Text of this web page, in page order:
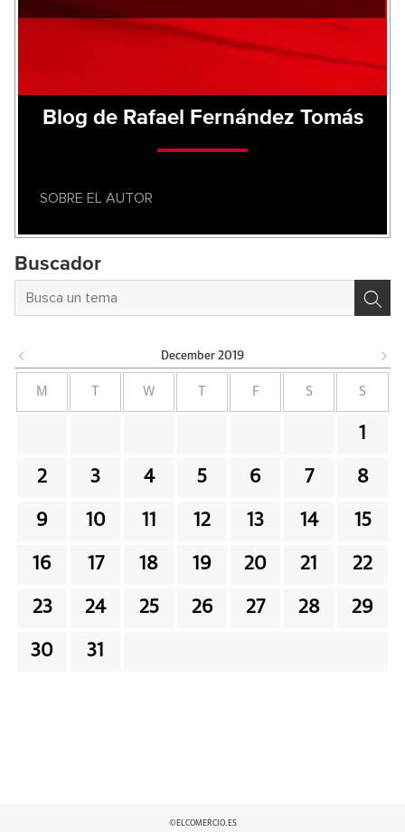
Blog de Rafael Fernández Tomás
SOBRE EL AUTOR
Buscador
December 2019
M W F S S
1
2 3 4 5 6 7 8
9 10 11 12 13 14 15
16 17 18 19 20 21 22
23 24 25 26 27 28 29
30 31
©ELCOMERCIO.ES